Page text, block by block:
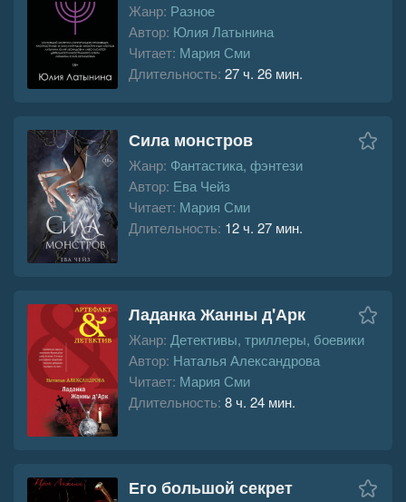
Жанр: Разное
Автор: Юлия Латынина
Читает: Мария Сми
Длительность: 27 ч. 26 мин.
Сила монстров
Жанр: Фантастика, фэнтези
Автор: Ева Чейз
Читает: Мария Сми
Длительность: 12 ч. 27 мин.
Ладанка Жанны д'Арк
Жанр: Детективы, триллеры, боевики
Автор: Наталья Александрова
Читает: Мария Сми
Длительность: 8 ч. 24 мин.
Его большой секрет